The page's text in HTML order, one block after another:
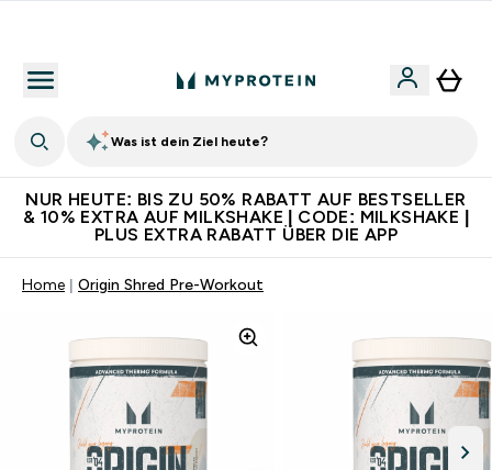
Was ist dein Ziel heute?
NUR HEUTE: BIS ZU 50% RABATT AUF BESTSELLER
& 10% EXTRA AUF MILKSHAKE | CODE: MILKSHAKE |
PLUS EXTRA RABATT ÜBER DIE APP
Home Origin Shred Pre-Workout